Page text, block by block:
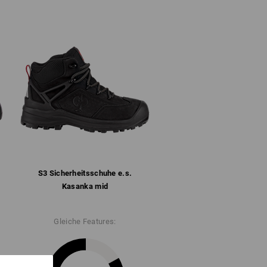
Bereichen und Fersenstabilisator für
geschlossener Laschenkonstruktion
und herausnehmbare Einlegesohle
nach DGUV-Regel 112 - 191 (BGR
Widerstandsfähigkeit gegen
für weitere Informationen.
S3 Sicherheits­schuhe e.s.
Kasanka mid
Gleiche Features: